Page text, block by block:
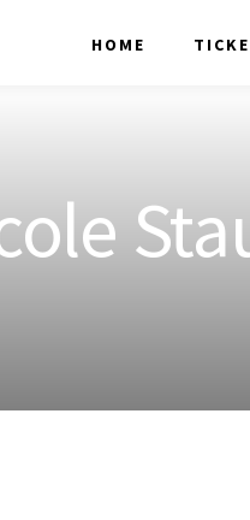
HOME